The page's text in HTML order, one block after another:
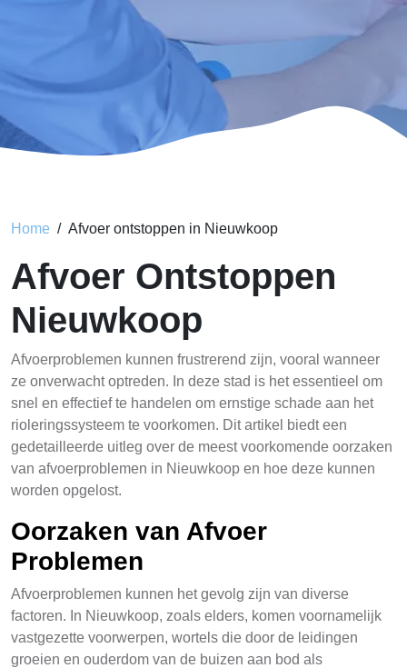
Home Afvoer ontstoppen in Nieuwkoop
Afvoer Ontstoppen
Nieuwkoop
Afvoerproblemen kunnen frustrerend zijn, vooral wanneer
ze onverwacht optreden. In deze stad is het essentieel om
snel en effectief te handelen om ernstige schade aan het
rioleringssysteem te voorkomen. Dit artikel biedt een
gedetailleerde uitleg over de meest voorkomende oorzaken
van afvoerproblemen in Nieuwkoop en hoe deze kunnen
worden opgelost.
Oorzaken van Afvoer
Problemen
Afvoerproblemen kunnen het gevolg zijn van diverse
factoren. In Nieuwkoop, zoals elders, komen voornamelijk
vastgezette voorwerpen, wortels die door de leidingen
groeien en ouderdom van de buizen aan bod als